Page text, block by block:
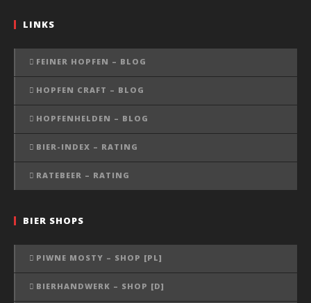
LINKS
FEINER HOPFEN – BLOG
HOPFEN CRAFT – BLOG
HOPFENHELDEN – BLOG
BIER-INDEX – RATING
RATEBEER – RATING
BIER SHOPS
PIWNE MOSTY – SHOP [PL]
BIERHANDWERK – SHOP [D]